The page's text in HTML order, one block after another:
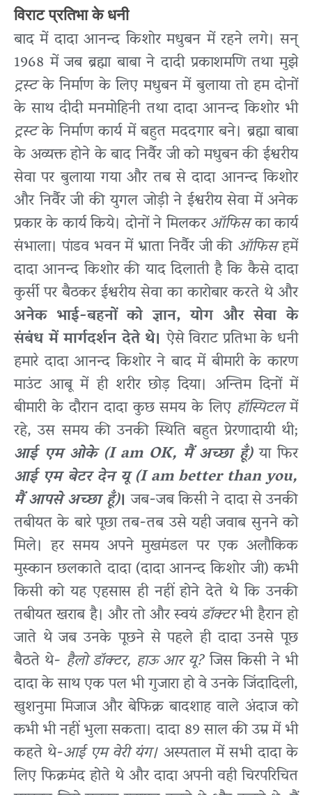
विराट प्रतिभा के धनी
बाद में दादा आनन्द किशोर मधुबन में रहने लगे। सन्
1968 में जब ब्रह्मा बाबा ने दादी प्रकाशमणि तथा मुझे
ट्रस्टके निर्माण के लिए मधुबन में बुलाया तो हम दोनों
के साथ दीदी मनमोहिनी तथा दादा आनन्द किशोर भी
ट्रस्टके निर्माण कार्य में बहुत मददगार बने। ब्रह्मा बाबा
के अव्यक्त होने के बाद निर्वैर जी को मधुबन की ईश्वरीय
सेवा पर बुलाया गया और तब से दादा आनन्द किशोर
और निर्वैर जी की युगल जोड़ी ने ईश्वरीय सेवा में अनेक
प्रकार के कार्य किये। दोनों ने मिलकरऑफिसका कार्य
संभाला। पांडव भवन में भ्राता निर्वैर जी कीऑफिसहमें
दादा आनन्द किशोर की याद दिलाती है कि कैसे दादा
कुर्सी पर बैठकर ईश्वरीय सेवा का कारोबार करते थे और
अनेक भाई-बहनों को ज्ञान, योग और सेवा के
संबंध में मार्गदर्शन देते थे। ऐसे विराट प्रतिभा के धनी
हमारे दादा आनन्द किशोर ने बाद में बीमारी के कारण
माउंट आबू में ही शरीर छोड़ दिया। अन्तिम दिनों में
बीमारी के दौरान दादा कुछ समय के लिए हॉस्पिटलमें
रहे, उस समय की उनकी स्थिति बहुत प्रेरणादायी थी;
आई एम ओके (I am OK, मैं अच्छा हूँ)या फिर
आई एम बेटर देन यू (I am better than you,
मैं आपसे अच्छा हूँ)। जब-जब किसी ने दादा से उनकी
तबीयत के बारे पूछा तब-तब उसे यही जवाब सुनने को
मिले। हर समय अपने मुखमंडल पर एक अलौकिक
मुस्कान छलकाते दादा (दादा आनन्द किशोर जी) कभी
किसी को यह एहसास ही नहीं होने देते थे कि उनकी
तबीयत खराब है। और तो और स्वयंडॉक्टरभी हैरान हो
जाते थे जब उनके पूछने से पहले ही दादा उनसे पूछ
बैठते थे- हैलो डॉक्टर, हाऊ आर यू?जिस किसी ने भी
दादा के साथ एक पल भी गुजारा हो वे उनके जिंदादिली,
खुशनुमा मिजाज और बेफिक्र बादशाह वाले अंदाज को
कभी भी नहीं भुला सकता। दादा 89 साल की उम्र में भी
कहते थे-आई एम वेरी यंग।अस्पताल में सभी दादा के
लिए फिक्रमंद होते थे और दादा अपनी वही चिरपरिचित